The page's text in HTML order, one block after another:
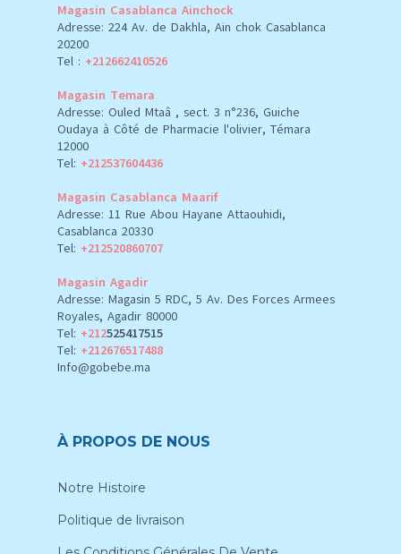
Magasin Casablanca Ainchock
Adresse: 224 Av. de Dakhla, Ain chok Casablanca
20200
Tel : +212662410526
Magasin Temara
Adresse: Ouled Mtaâ , sect. 3 n°236, Guiche
Oudaya à Côté de Pharmacie l'olivier, Témara
12000
Tel: +212537604436
Magasin Casablanca Maarif
Adresse: 11 Rue Abou Hayane Attaouhidi,
Casablanca 20330
Tel: +212520860707
Magasin Agadir
Adresse: Magasin 5 RDC, 5 Av. Des Forces Armees
Royales, Agadir 80000
Tel: +212525417515
Tel: +212676517488
Info@gobebe.ma
À PROPOS DE NOUS
Notre Histoire
Politique de livraison